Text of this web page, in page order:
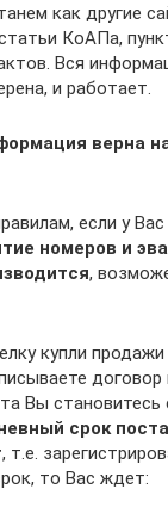
как другие
КоАПа,
Вся
и работает.
верна
если у Вас
номеров и
,
купли
договор
Вы становитесь
срок
, т.е.
то Вас ждет: